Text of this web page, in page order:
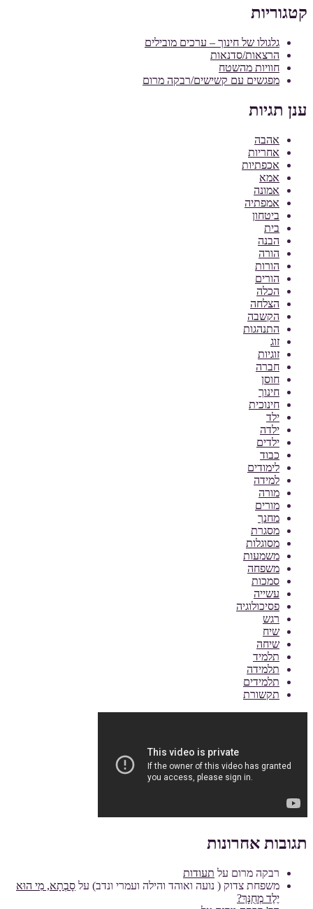
קטגוריות
גלגולו של חינוך – ערכים מובילים
הרצאות/סדנאות
חוויות מהשטח
מפגשים עם קשישים/רבקה מרום
ענן תגיות
אהבה
אחריות
אכפתיות
אמא
אמונה
אמפתיה
ביטחון
בית
הבנה
הורה
הורות
הורים
הכלה
הצלחה
הקשבה
התנהגות
זוג
זוגיות
חברה
חוסן
חינוך
חינוכית
ילד
ילדה
ילדים
כבוד
לימודים
למידה
מורה
מורים
מחנך
מסגרת
מסוגלות
משמעות
משפחה
סמכות
עשייה
פסיכולוגיה
רגש
שיח
שיחה
תלמיד
תלמידה
תלמידים
תקשורת
תגובות אחרונות
רבקה מרום על תעודות
משפחת צדוק ( נועה ואוהד והילה ועמרי ונדב) על סָבְתָא, מִי הוּא
יֶלֶד מְחֻנָּךְ?